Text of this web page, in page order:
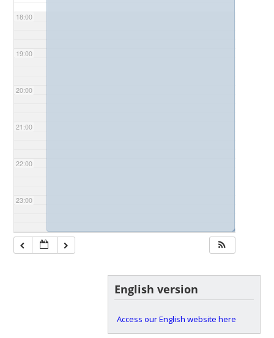
18:00
19:00
20:00
21:00
22:00
23:00
◢
English version
Access our English website here